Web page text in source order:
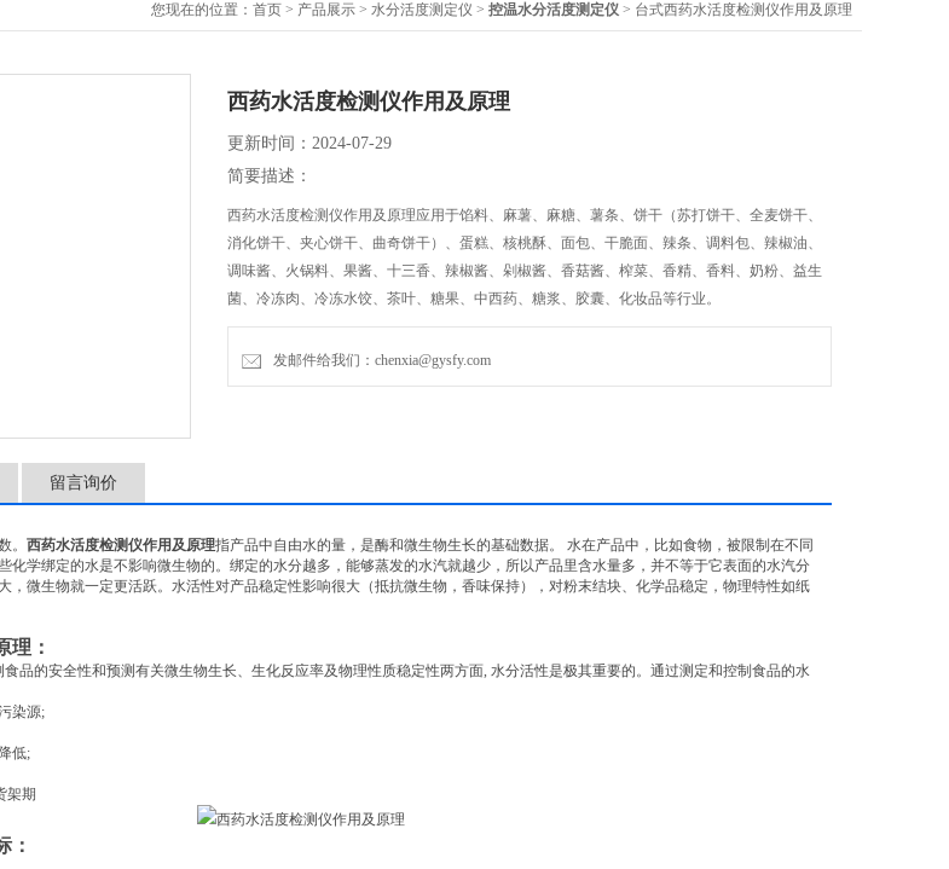
您现在的位置： 首页 > 产品展示 > 水分活度测定仪 > 控温水分活度测定仪 > 台式西药水活度检测仪作用及原理
西药水活度检测仪作用及原理
更新时间：2024-07-29
简要描述：
西药水活度检测仪作用及原理应用于馅料、麻薯、麻糖、薯条、饼干（苏打饼干、全麦饼干、
消化饼干、夹心饼干、曲奇饼干）、蛋糕、核桃酥、面包、干脆面、辣条、调料包、辣椒油、
调味酱、火锅料、果酱、十三香、辣椒酱、剁椒酱、香菇酱、榨菜、香精、香料、奶粉、益生
菌、冷冻肉、冷冻水饺、茶叶、糖果、中西药、糖浆、胶囊、化妆品等行业。
发邮件给我们：chenxia@gysfy.com
留言询价
。 西药水活度检测仪作用及原理指产品中自由水的量，是酶和微生物生长的基础数据。
水在产品中，比如食物，被限制在不同
化学绑定的水是不影响微生物的。绑定的水分越多，能够蒸发的水汽就越少，所以产品里含水量多，并不等于它表面的水汽分
，微生物就一定更活跃。水活性对产品稳定性影响很大（抵抗微生物，香味保持），对粉末结块、化学品稳定，物理特性如纸
理：
食品的安全性和预测有关微生物生长、生化反应率及物理性质稳定性两方面, 水分活性是极其重要的。通过测定和控制食品的水
染源;
低;
架期
：